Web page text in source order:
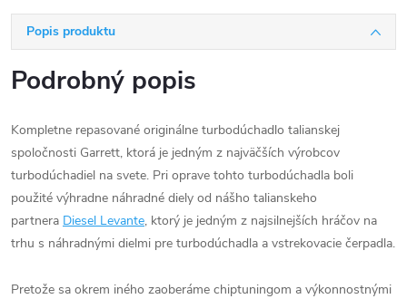
Popis produktu
Podrobný popis
Kompletne repasované originálne turbodúchadlo talianskej
spoločnosti Garrett, ktorá je jedným z najväčších výrobcov
turbodúchadiel na svete. Pri oprave tohto turbodúchadla boli
použité výhradne náhradné diely od nášho talianskeho
partnera Diesel Levante, ktorý je jedným z najsilnejších hráčov na
trhu s náhradnými dielmi pre turbodúchadla a vstrekovacie čerpadla.
Pretože sa okrem iného zaoberáme chiptuningom a výkonnostnými